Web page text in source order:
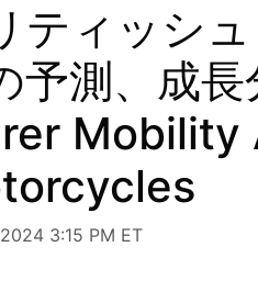
ティッシ
予測、成
Mobility
3:15 PM ET